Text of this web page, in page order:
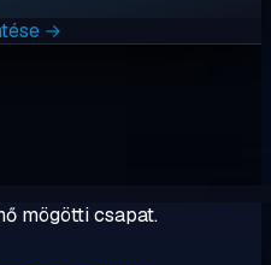
→
mögötti csapat.